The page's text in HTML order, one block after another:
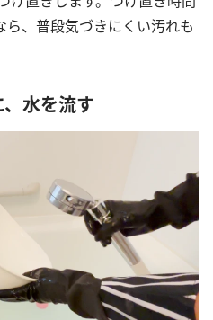
、普段気づきにくい汚れも
水を流す